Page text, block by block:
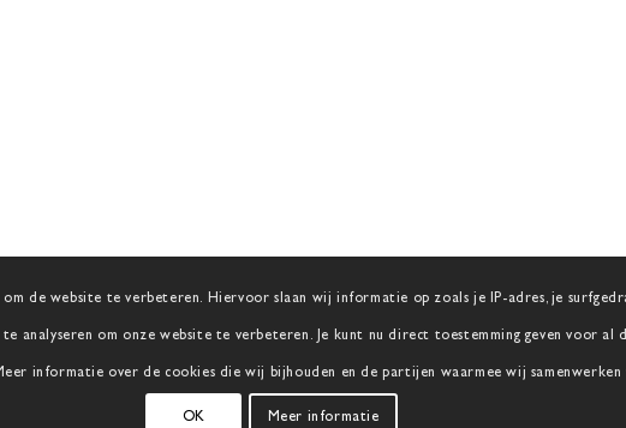
de website te verbeteren. Hiervoor slaan wij informatie op zoals je IP-adres, je
analyseren om onze website te verbeteren. Je kunt nu direct toestemming geven voor
informatie over de cookies die wij bijhouden en de partijen waarmee wij samenwerken
OK Meer informatie